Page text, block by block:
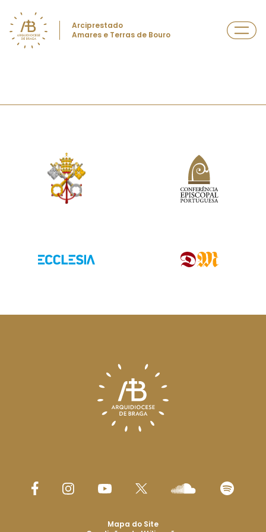
Arciprestado
Amares e Terras de Bouro
Mapa do Site